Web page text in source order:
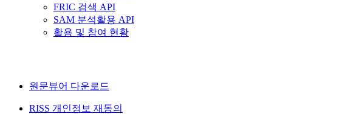
FRIC 검색 API
SAM 분석활용 API
활용 및 참여 현황
원문뷰어 다운로드
RISS 개인정보 재동의